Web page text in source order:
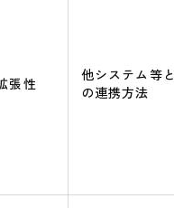
張性
他システム等と
の連携方法